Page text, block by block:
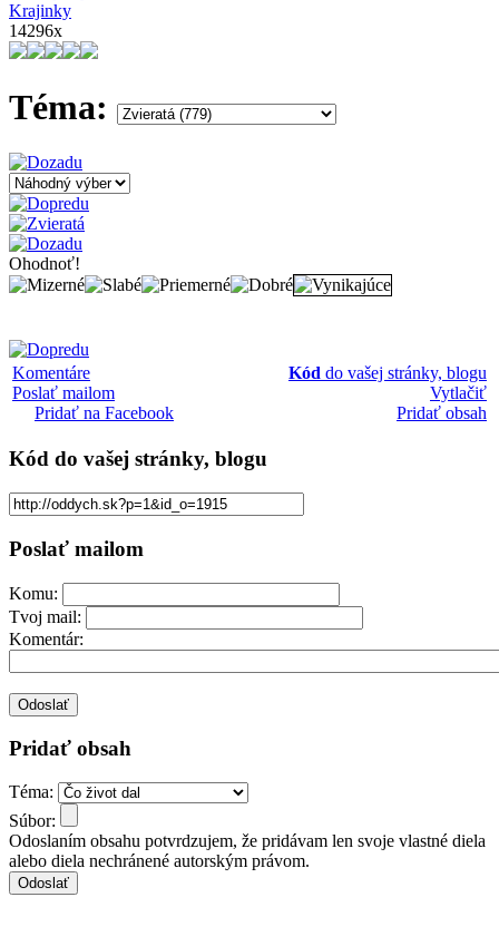
Krajinky
14296x
Téma:
Ohodnoť!
Komentáre
Poslať mailom
Pridať na Facebook
Kód do vašej stránky, blogu
Vytlačiť
Pridať obsah
Kód do vašej stránky, blogu
Poslať mailom
Komu:
Tvoj mail:
Komentár:
Pridať obsah
Téma:
Súbor:
Odoslaním obsahu potvrdzujem, že pridávam len svoje vlastné diela
alebo diela nechránené autorským právom.